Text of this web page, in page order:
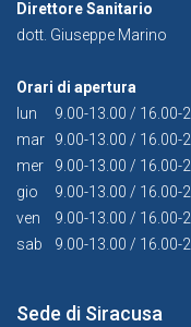
Direttore Sanitario
dott. Giuseppe Marino
Orari di apertura
lun
9.00-13.00 / 16.00-
mar
9.00-13.00 / 16.00-
mer
9.00-13.00 / 16.00-
gio
9.00-13.00 / 16.00-
ven
9.00-13.00 / 16.00-
sab
9.00-13.00 / 16.00-
Sede di Siracusa